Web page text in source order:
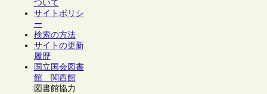
ついて
サイトポリシ
ー
検索の方法
サイトの更新
履歴
国立国会図書
館 関西館
図書館協力